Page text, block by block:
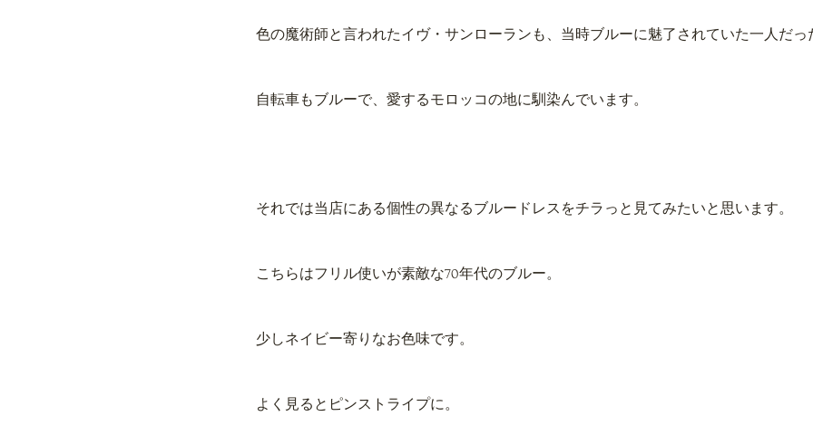
色の魔術師と言われたイヴ・サンローランも、当時ブルーに魅了されていた一人だっ
自転車もブルーで、愛するモロッコの地に馴染んでいます。
それでは当店にある個性の異なるブルードレスをチラっと見てみたいと思います。
こちらはフリル使いが素敵な70年代のブルー。
少しネイビー寄りなお色味です。
よく見るとピンストライプに。